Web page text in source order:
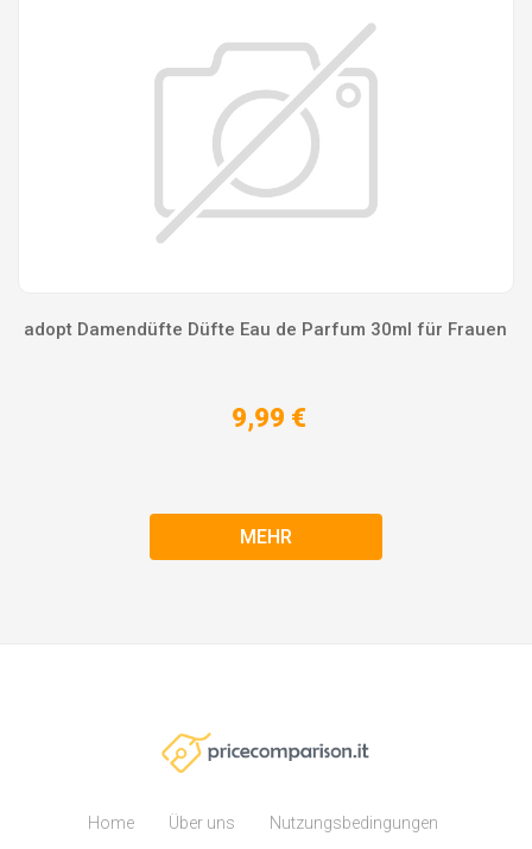
adopt Damendüfte Düfte Eau de Parfum 30ml für Frauen
9,99 €
MEHR
Home Über uns Nutzungsbedingungen